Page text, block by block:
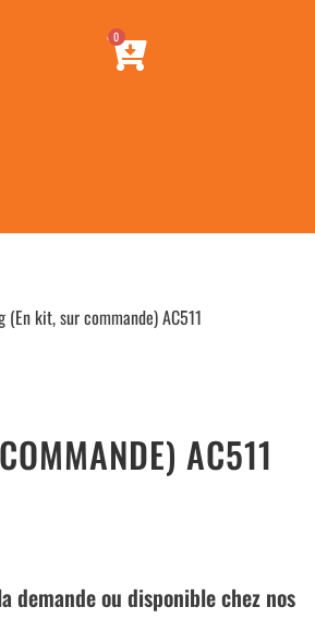
0
(En kit, sur commande) AC511
AC511
demande ou disponible chez nos